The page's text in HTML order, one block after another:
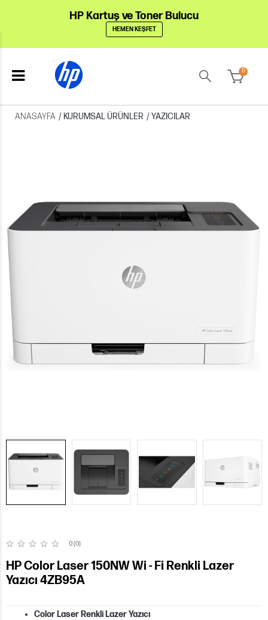
HP Kartuş ve Toner Bulucu
HEMEN KEŞFET
0
ANASAYFA / KURUMSAL ÜRÜNLER /YAZICILAR
0 (0)
HP Color Laser 150NW Wi - Fi Renkli Lazer
Yazıcı 4ZB95A
Color Laser Renkli Lazer Yazıcı